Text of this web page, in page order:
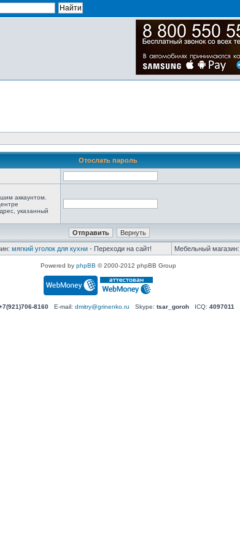
Отослать пароль
аккаунтом.
указанный
мягкий уголок для кухни - Переходи на сайт! Мебельный магазин:
Powered by phpBB © 2000-2012 phpBB Group
8160E-mail: dmitry@grinenko.ru Skype: tsar_gorohICQ: 4097011